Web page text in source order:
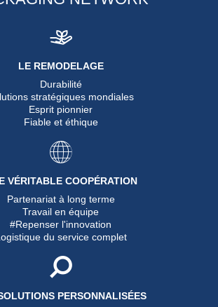
LE REMODELAGE
Durabilité
stratégiques mondiales
Esprit pionnier
Fiable et éthique
VÉRITABLE COOPÉRATION
Partenariat à long terme
Travail en équipe
#Repenser l'innovation
du service complet
PERSONNALISÉES